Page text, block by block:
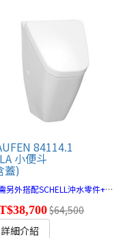
84114.1
小便斗
蓋)
※需另外搭配SCHELL沖水零件+面板 🔗
$64,500
詳細介紹